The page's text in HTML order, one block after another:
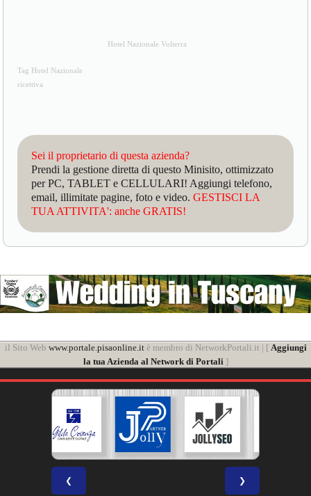
Hotel Nazionale Volterra
Tag Hotel Nazionale
ricettiva
Sei il proprietario di questa azienda?
Prendi la gestione diretta di questo Minisito, ottimizzato
per PC, TABLET e CELLULARI! Aggiungi telefono,
email, illimitate pagine, foto e video.GESTISCI LA
TUA ATTIVITA': anche GRATIS!
il Sito Web www.portale.pisaonline.itè membro di NetworkPortali.it | [ Aggiungi
la tua Azienda al Network di Portali]
❮ ❯